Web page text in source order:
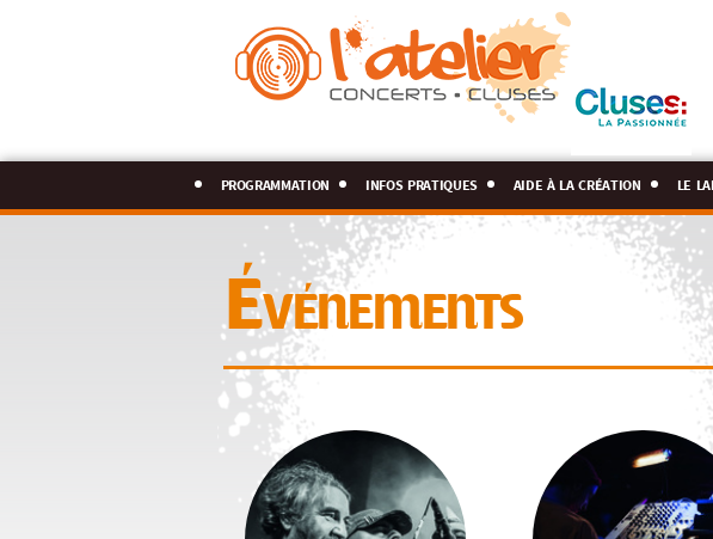
programmation infos pratiques aide à la création le
Événements